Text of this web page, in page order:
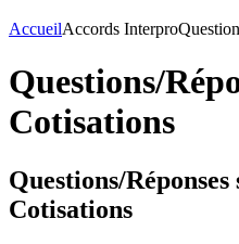
AccueilAccords Interpro
Questions/
Cotisations
Questions/
Cotisations